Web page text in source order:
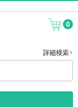
0
詳細検索